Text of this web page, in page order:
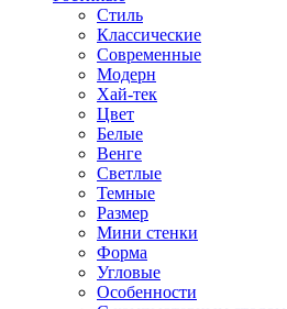
Стиль
Классические
Современные
Модерн
Хай-тек
Цвет
Белые
Венге
Светлые
Темные
Размер
Мини стенки
Форма
Угловые
Особенности